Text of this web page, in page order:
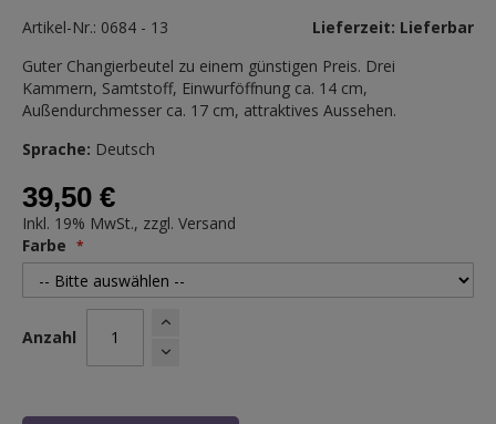
Artikel-Nr.: 0684 - 13
Lieferzeit: Lieferbar
Guter Changierbeutel zu einem günstigen Preis. Drei
Kammern, Samtstoff, Einwurföffnung ca. 14 cm,
Außendurchmesser ca. 17 cm, attraktives Aussehen.
Sprache: Deutsch
39,50 €
Inkl. 19% MwSt., zzgl. Versand
Farbe
Anzahl